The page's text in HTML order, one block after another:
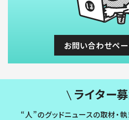
お問い合わせペ
ライター募
“人”のグッドニュースの取材・